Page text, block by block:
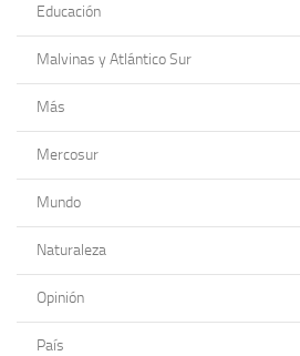
Educación
Malvinas y Atlántico Sur
Más
Mercosur
Mundo
Naturaleza
Opinión
País